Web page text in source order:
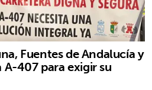
Fuentes de Andalucía y
407 para exigir su